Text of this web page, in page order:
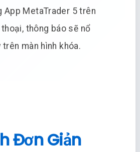
App MetaTrader 5 trên
thông báo sẽ nổ
trên màn hình khóa.
Đơn Giản